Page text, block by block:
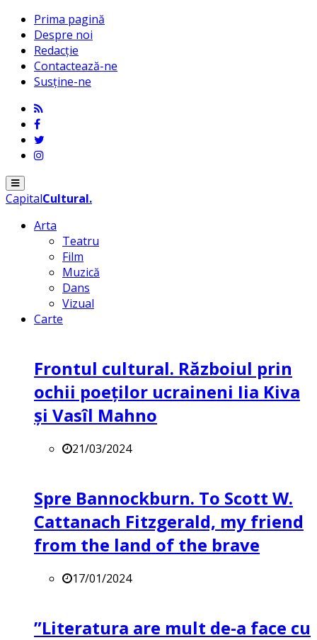
Prima pagină
Despre noi
Redacție
Contactează-ne
Susține-ne
Menu
CapitalCultural.
Arta
Teatru
Film
Muzică
Dans
Vizual
Carte
Frontul cultural. Războiul prin
ochii poeților ucraineni Iia Kiva
și Vasîl Mahno
21/03/2024
Spre Bannockburn. To Scott W.
Cattanach Fitzgerald, my friend
from the land of the brave
17/01/2024
”Literatura are mult de-a face cu